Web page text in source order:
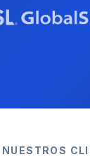
NUESTROS